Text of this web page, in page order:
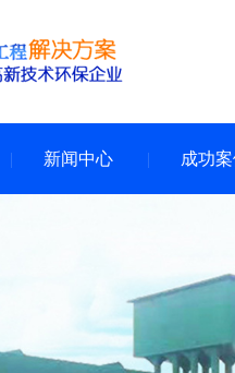
新闻中心 成功案